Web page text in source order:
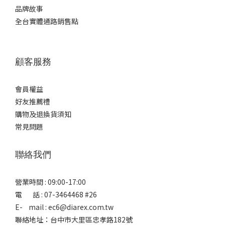
品牌故事
全台實體通路銷售點
顧客服務
會員權益
好友推薦禮
購物及退換貨須知
常見問題
聯絡我們
營業時間 : 09:00-17:00
電 話 : 07-3464468 #26
E- mail : ec6@diarex.com.tw
聯絡地址：台中市大里區忠孝路182號